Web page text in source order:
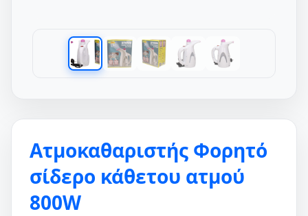
Ατμοκαθαριστής Φορητό
σίδερο κάθετου ατμού
800W